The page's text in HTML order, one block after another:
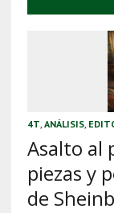
4T, ANÁLISIS,
Asalto al
piezas y
de